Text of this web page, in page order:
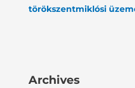
törökszentmiklósi
Archives